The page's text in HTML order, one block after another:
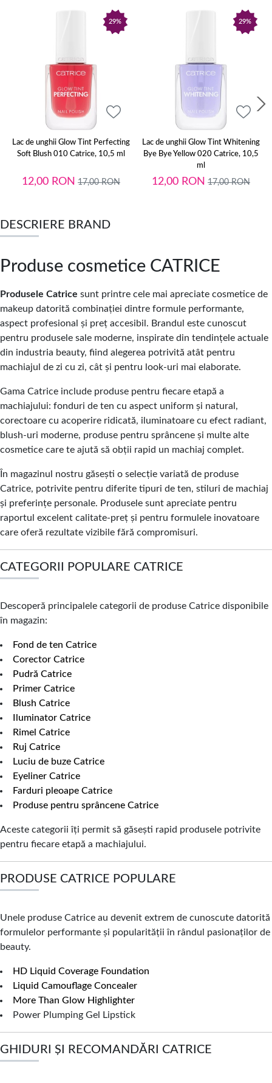
29%
Lac de unghii Glow Tint Perfecting
Soft Blush 010 Catrice, 10,5 ml
12,00 RON 17,00RON
29%
Lac de unghii Glow Tint Whitening
Bye Bye Yellow 020 Catrice, 10,5
ml
12,00 RON 17,00RON
DESCRIERE BRAND
Produse cosmetice CATRICE
Produsele Catrice sunt printre cele mai apreciate cosmetice de
makeup datorită combinației dintre formule performante,
aspect profesional și preț accesibil. Brandul este cunoscut
pentru produsele sale moderne, inspirate din tendințele actuale
din industria beauty, fiind alegerea potrivită atât pentru
machiajul de zi cu zi, cât și pentru look-uri mai elaborate.
Gama Catrice include produse pentru fiecare etapă a
machiajului: fonduri de ten cu aspect uniform și natural,
corectoare cu acoperire ridicată, iluminatoare cu efect radiant,
blush-uri moderne, produse pentru sprâncene și multe alte
cosmetice care te ajută să obții rapid un machiaj complet.
În magazinul nostru găsești o selecție variată de produse
Catrice, potrivite pentru diferite tipuri de ten, stiluri de machiaj
și preferințe personale. Produsele sunt apreciate pentru
raportul excelent calitate-preț și pentru formulele inovatoare
care oferă rezultate vizibile fără compromisuri.
CATEGORII POPULARE CATRICE
Descoperă principalele categorii de produse Catrice disponibile
în magazin:
Fond de ten Catrice
Corector Catrice
Pudră Catrice
Primer Catrice
Blush Catrice
Iluminator Catrice
Rimel Catrice
Ruj Catrice
Luciu de buze Catrice
Eyeliner Catrice
Farduri pleoape Catrice
Produse pentru sprâncene Catrice
Aceste categorii îți permit să găsești rapid produsele potrivite
pentru fiecare etapă a machiajului.
PRODUSE CATRICE POPULARE
Unele produse Catrice au devenit extrem de cunoscute datorită
formulelor performante și popularității în rândul pasionaților de
beauty.
HD Liquid Coverage Foundation
Liquid Camouflage Concealer
More Than Glow Highlighter
Power Plumping Gel Lipstick
GHIDURI ȘI RECOMANDĂRI CATRICE